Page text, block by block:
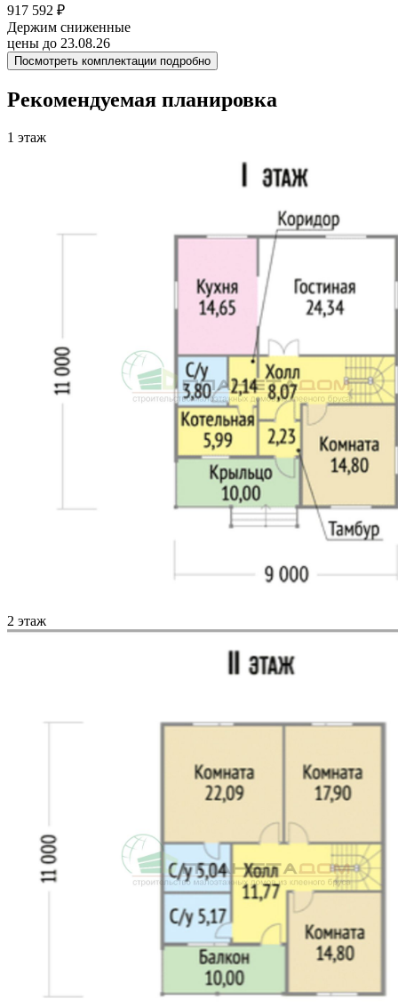
917 592 ₽
Держим сниженные
цены до 23.08.26
Посмотреть комплектации подробно
Рекомендуемая планировка
1 этаж
2 этаж